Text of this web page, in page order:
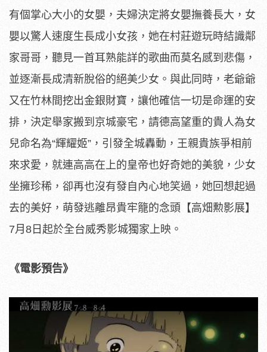
有個掌心大小的女嬰， 夫婦決定將女嬰撫養長大，女
嬰以驚人速度生長成小女孩， 她在村莊遊玩時結識鄰
家哥哥， 聽見一首耳熟能詳的歌曲而莫名感到悲傷，
並逐漸長成清新脫俗的絕美少女。與此同時， 老爺爺
又在竹林間挖出金銀財寶，讓他確信一切是命運的安
排， 決定舉家搬到京城豪宅，請德高望重的貴人為女
兒命名為“輝耀姬” ，引發全城轟動，王親貴族爭相前
來求愛， 就連高高在上的皇帝也好奇她的美貌，少女
坐擁珍稀， 卻再也沒有發自內心地笑過，她回想起過
去的美好， 萌發逃離昂貴牢籠的念頭【高畑勲影展】
7月8日起於全台威秀影城獨家上映。
《電影預告》